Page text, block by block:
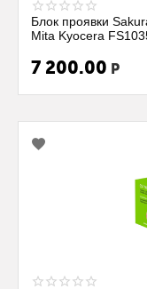
Блок проявки
Mita Kyocera
7 200.00 Р